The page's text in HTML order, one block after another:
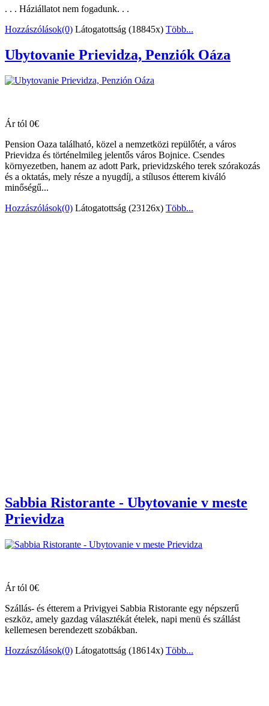
. . . Háziállatot nem fogadunk. . .
Hozzászólások(0) Látogatottság (18845x) Több...
Ubytovanie Prievidza, Penziók Oáza
Ár tól 0€
Pension Oaza található, közel a nemzetközi repülőtér, a város
Prievidza és történelmileg jelentős város Bojnice. Csendes
környezetben, hanem az adott Park, prievidzského terek szórakozás
és a oktatás, mely része a nyugdíj, a stílusos étterem kiváló
minőségű...
Hozzászólások(0) Látogatottság (23126x) Több...
Sabbia Ristorante - Ubytovanie v meste
Prievidza
Ár tól 0€
Szállás- és étterem a Privigyei Sabbia Ristorante egy népszerű
eszköz, amely gazdag választékát ételek, napi menü és szállást
kellemesen berendezett szobákban.
Hozzászólások(0) Látogatottság (18614x) Több...